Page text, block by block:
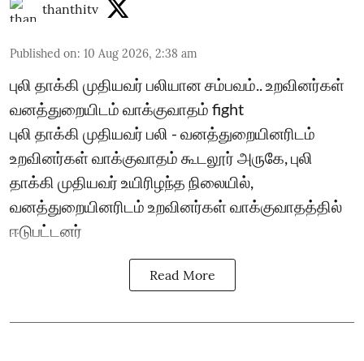
thanthitv
Published on: 10 Aug 2026, 2:38 am
புலி தாக்கி முதியவர் பலியான சம்பவம்.. உறவினர்கள்
வனத்துறையிடம் வாக்குவாதம் fight
புலி தாக்கி முதியவர் பலி - வனத்துறையினரிடம்
உறவினர்கள் வாக்குவாதம் கூடலூர் அருகே, புலி
தாக்கி முதியவர் உயிரிழந்த நிலையில்,
வனத்துறையினரிடம் உறவினர்கள் வாக்குவாதத்தில்
ஈடுபட்டனர்
Read More